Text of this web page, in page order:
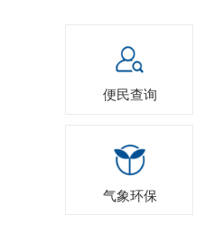
便民查询
气象环保